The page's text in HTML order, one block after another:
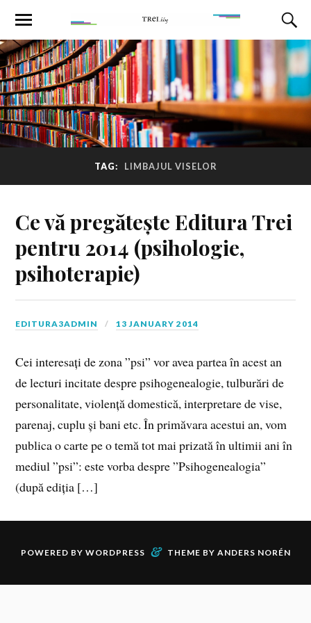
TAG: LIMBAJUL VISELOR
Ce vă pregătește Editura Trei
pentru 2014 (psihologie,
psihoterapie)
EDITURA3ADMIN 13 JANUARY 2014
Cei interesați de zona ”psi” vor avea partea în acest an
de lecturi incitate despre psihogenealogie, tulburări de
personalitate, violență domestică, interpretare de vise,
parenaj, cuplu și bani etc. În primăvara acestui an, vom
publica o carte pe o temă tot mai prizată în ultimii ani în
mediul ”psi”: este vorba despre ”Psihogenealogia”
(după ediția […]
POWERED BY WORDPRESS & THEME BY ANDERS NORÉN